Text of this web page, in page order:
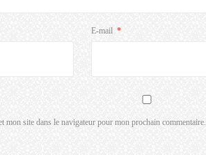
E-mail *
mon site dans le navigateur pour mon prochain commentaire.